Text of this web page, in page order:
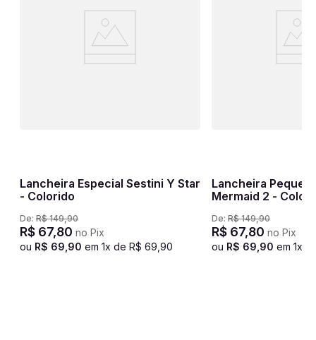
Lancheira Especial Sestini Y Star
- Colorido
De: R$ 149,90
R$ 67,80 no Pix
ou R$ 69 90 em 1x de R$ 69 90
Lancheira
Mermaid 2 -
De: R$ 149,90
R$ 67,80 no Pix
ou R$ 69 90 em 1x